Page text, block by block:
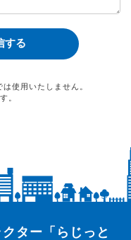
使用いたしません。
。
ター「らじっと